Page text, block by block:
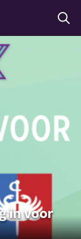
in voor